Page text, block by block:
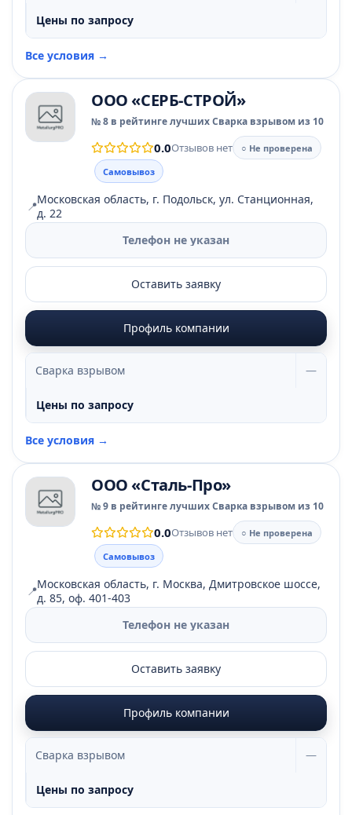
Цены по запросу
Все условия →
ООО «СЕРБ-СТРОЙ»
№ 8 в рейтинге лучших Сварка взрывом из 10
0.0Отзывов нет
○ Не проверена
Самовывоз
📍Московская область, г. Подольск, ул. Станционная,
д. 22
Телефон не указан
Оставить заявку
Профиль компании
Сварка взрывом —
Цены по запросу
Все условия →
ООО «Сталь-Про»
№ 9 в рейтинге лучших Сварка взрывом из 10
0.0Отзывов нет
○ Не проверена
Самовывоз
📍Московская область, г. Москва, Дмитровское шоссе,
д. 85, оф. 401-403
Телефон не указан
Оставить заявку
Профиль компании
Сварка взрывом —
Цены по запросу